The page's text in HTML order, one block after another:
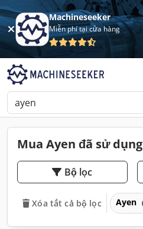
Machineseeker
Miễn phí tại cửa hàng
Mua Ayen đã sử dụng
Bộ lọc
Xóa tất cả bộ lọc Ayen